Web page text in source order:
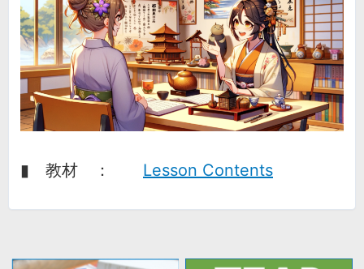
▮ 教材 ： Lesson Contents